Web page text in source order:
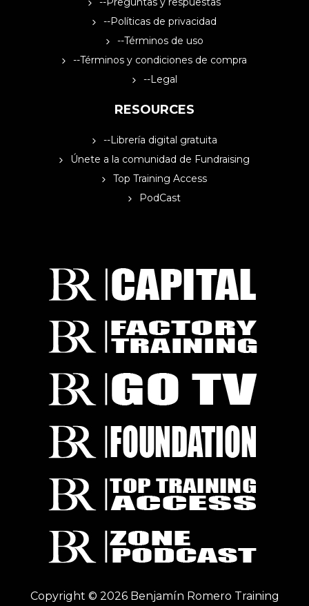
--Políticas de privacidad
--Términos de uso
--Términos y condiciones de compra
--Legal
RESOURCES
--Librería digital gratuita
Únete a la comunidad de Fundraising
Top Training Access
PodCast
Copyright © 2026 Benjamín Romero Training